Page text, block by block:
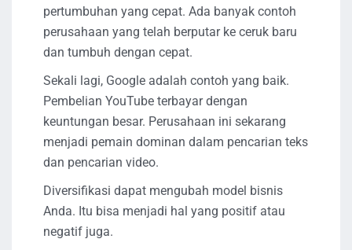
pertumbuhan yang cepat. Ada banyak contoh
perusahaan yang telah berputar ke ceruk baru
dan tumbuh dengan cepat.
Sekali lagi, Google adalah contoh yang baik.
Pembelian YouTube terbayar dengan
keuntungan besar. Perusahaan ini sekarang
menjadi pemain dominan dalam pencarian teks
dan pencarian video.
Diversifikasi dapat mengubah model bisnis
Anda. Itu bisa menjadi hal yang positif atau
negatif juga.